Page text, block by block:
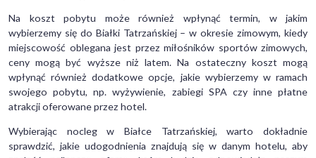
Na koszt pobytu może również wpłynąć termin, w jakim
wybierzemy się do Białki Tatrzańskiej – w okresie zimowym, kiedy
miejscowość oblegana jest przez miłośników sportów zimowych,
ceny mogą być wyższe niż latem. Na ostateczny koszt mogą
wpłynąć również dodatkowe opcje, jakie wybierzemy w ramach
swojego pobytu, np. wyżywienie, zabiegi SPA czy inne płatne
atrakcji oferowane przez hotel.
Wybierając nocleg w Białce Tatrzańskiej, warto dokładnie
sprawdzić, jakie udogodnienia znajdują się w danym hotelu, aby